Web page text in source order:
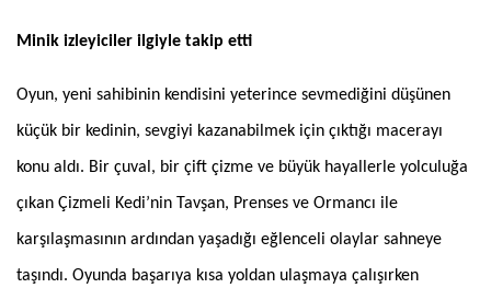
Minik izleyiciler ilgiyle takip etti
Oyun, yeni sahibinin kendisini yeterince sevmediğini düşünen
küçük bir kedinin, sevgiyi kazanabilmek için çıktığı macerayı
konu aldı. Bir çuval, bir çift çizme ve büyük hayallerle yolculuğa
çıkan Çizmeli Kedi’nin Tavşan, Prenses ve Ormancı ile
karşılaşmasının ardından yaşadığı eğlenceli olaylar sahneye
taşındı. Oyunda başarıya kısa yoldan ulaşmaya çalışırken